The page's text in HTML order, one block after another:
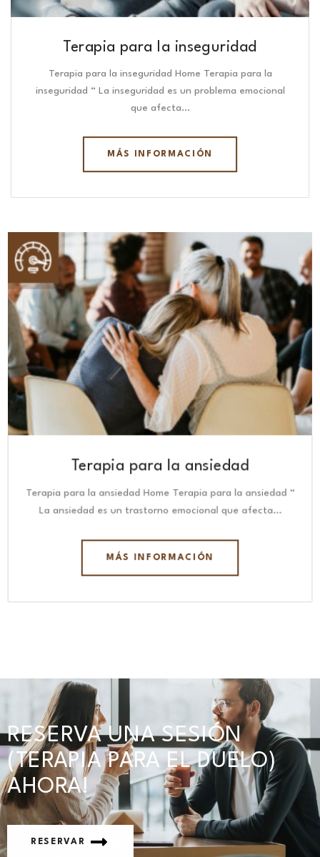
Terapia para la inseguridad
Terapia para la inseguridad Home Terapia para la
inseguridad “ La inseguridad es un problema emocional
que afecta…
MÁS INFORMACIÓN
Terapia para la ansiedad
Terapia para la ansiedad Home Terapia para la ansiedad “
La ansiedad es un trastorno emocional que afecta…
MÁS INFORMACIÓN
RESERVA UNA SESIÓN
(TERAPIA PARA EL DUELO)
AHORA!
RESERVAR